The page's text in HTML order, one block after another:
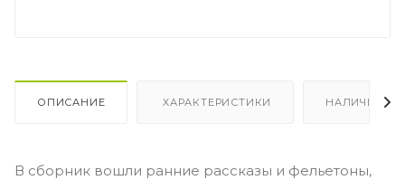
ОПИСАНИЕ ХАРАКТЕРИСТИКИ НАЛИЧИЕ
В сборник вошли ранние рассказы и фельетоны,